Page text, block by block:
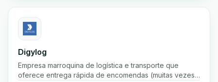
Digylog
Empresa marroquina de logística e transporte que
oferece entrega rápida de encomendas (muitas vezes